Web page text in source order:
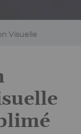
Visuelle